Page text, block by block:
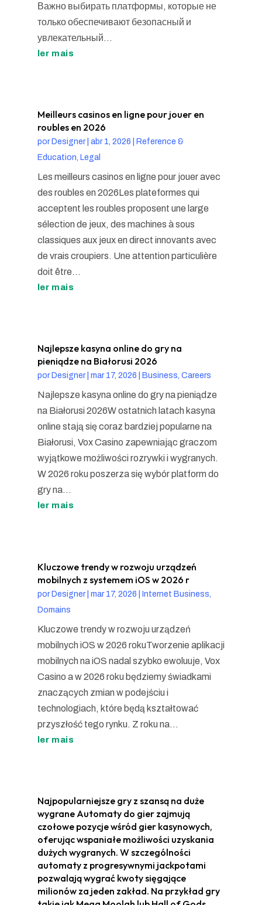
Важно выбирать платформы, которые не
только обеспечивают безопасный и
увлекательный...
ler mais
Meilleurs casinos en ligne pour jouer en
roubles en 2026
por Designer| abr 1, 2026
Reference &
Education, Legal
Les meilleurs casinos en ligne pour jouer avec
des roubles en 2026Les plateformes qui
acceptent les roubles proposent une large
sélection de jeux, des machines à sous
classiques aux jeux en direct innovants avec
de vrais croupiers. Une attention particulière
doit être...
ler mais
Najlepsze kasyna online do gry na
pieniądze na Białorusi 2026
por Designer| mar 17, 2026 Business, Careers
Najlepsze kasyna online do gry na pieniądze
na Białorusi 2026W ostatnich latach kasyna
online stają się coraz bardziej popularne na
Białorusi, Vox Casino zapewniając graczom
wyjątkowe możliwości rozrywki i wygranych.
W 2026 roku poszerza się wybór platform do
gry na...
ler mais
Kluczowe trendy w rozwoju urządzeń
mobilnych z systemem iOS w 2026 r
porDesigner| mar 17, 2026
Internet Business,
Domains
Kluczowe trendy w rozwoju urządzeń
mobilnych iOS w 2026 rokuTworzenie aplikacji
mobilnych na iOS nadal szybko ewoluuje, Vox
Casino a w 2026 roku będziemy świadkami
znaczących zmian w podejściu i
technologiach, które będą kształtować
przyszłość tego rynku. Z roku na...
ler mais
Najpopularniejsze gry z szansą na duże
wygrane Automaty do gier zajmują
czołowe pozycje wśród gier kasynowych,
oferując wspaniałe możliwości uzyskania
dużych wygranych. W szczególności
automaty z progresywnymi jackpotami
pozwalają wygrać kwoty sięgające
milionów za jeden zakład. Na przykład gry